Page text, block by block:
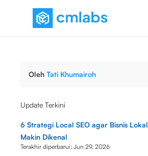
Oleh Tati Khumairoh
Update Terkini
6 Strategi Local SEO agar Bisnis Lokal
Makin Dikenal
Terakhir diperbarui: Jun 29, 2026